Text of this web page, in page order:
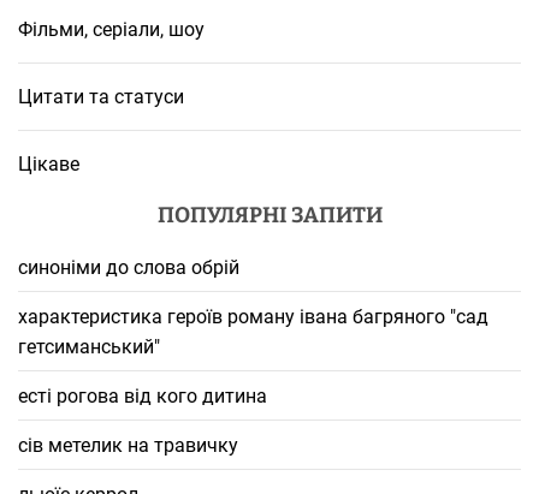
Фільми, серіали, шоу
Цитати та статуси
Цікаве
ПОПУЛЯРНІ ЗАПИТИ
синоніми до слова обрій
характеристика героїв роману івана багряного "сад
гетсиманський"
есті рогова від кого дитина
сів метелик на травичку